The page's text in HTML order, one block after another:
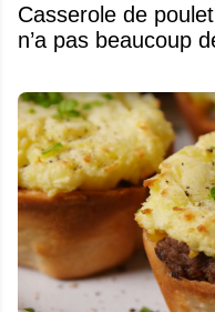
Casserole de
n’a pas beaucoup